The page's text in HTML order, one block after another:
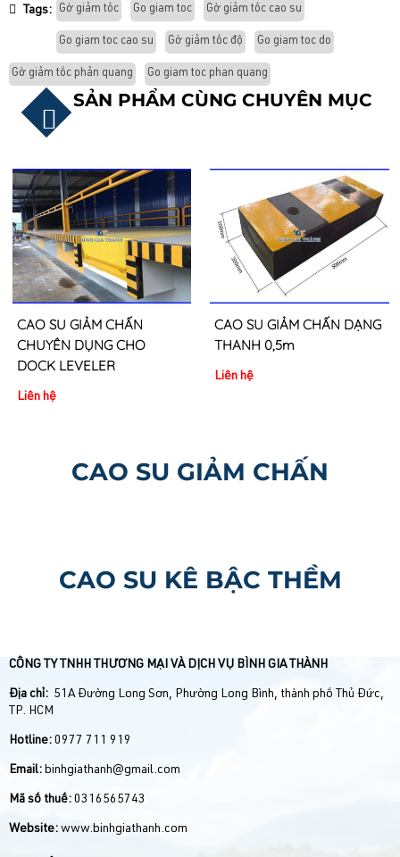
Tags: Gờ giảm tốc Go giam toc Gờ giảm tốc cao su
Go giam toc cao su Gờ giảm tốc độ Go giam toc do
Gờ giảm tốc phản quang Go giam toc phan quang
SẢN PHẨM CÙNG CHUYÊN MỤC
CAO SU GIẢM CHẤN
CHUYÊN DỤNG CHO
DOCK LEVELER
Liên hệ
CAO SU GIẢM CHẤN DẠNG
THANH 0,5m
Liên hệ
CAO SU GIẢM CHẤN
CAO SU KÊ BẬC THỀM
CÔNG TY TNHH THƯƠNG MẠI VÀ DỊCH VỤ BÌNH GIA THÀNH
Địa chỉ: 51A Đường Long Sơn, Phường Long Bình, thành phố Thủ Đức,
TP. HCM
Hotline: 0977 711 919
Email: binhgiathanh@gmail.com
Mã số thuế: 0316565743
Website: www.binhgiathanh.com